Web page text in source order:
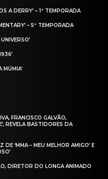
A DERRY’ – 1ª TEMPORADA
– 5ª TEMPORADA
MÚMIA’
FRANCISCO GALVÃO,
REVELA BASTIDORES DA
‘MMA – MEU MELHOR AMIGO’ E
DIRETOR DO LONGA ANIMADO